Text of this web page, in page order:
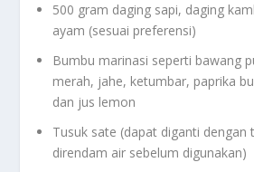
500 gram daging sapi, daging
ayam (sesuai preferensi)
Bumbu marinasi seperti bawang
merah, jahe, ketumbar, paprika
dan jus lemon
Tusuk sate (dapat diganti dengan
direndam air sebelum digunakan)